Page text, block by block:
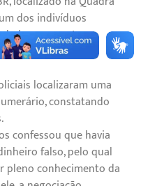
dos indivíduos
enquanto o
do
localizaram uma
constatando
confessou que havia
falso, pelo qual
pleno conhecimento da